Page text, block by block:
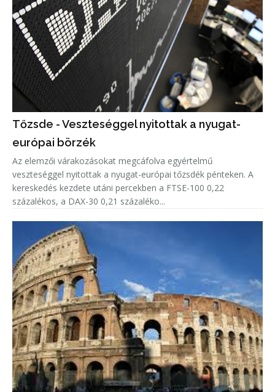
Tőzsde - Veszteséggel nyitottak a nyugat-
európai börzék
Az elemzői várakozásokat megcáfolva egyértelmű
veszteséggel nyitottak a nyugat-európai tőzsdék pénteken. A
kereskedés kezdete utáni percekben a FTSE-100 0,22
százalékos, a DAX-30 0,21 százaléko...